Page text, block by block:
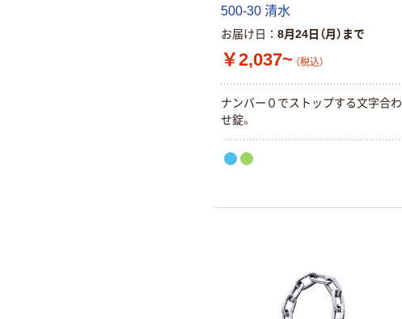
500-30 清水
お届け日 8月24日（月）まで
￥2,037~ （税込）
ナンバー０でストップする文字合わ
せ錠。